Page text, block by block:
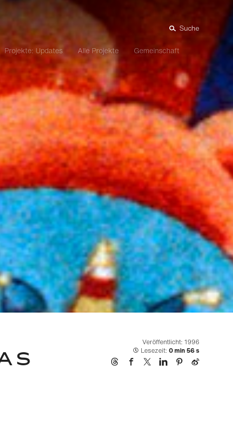
Suche
Projekte: Updates Alle Projekte Gemeinschaft
Veröffentlicht: 1996
Lesezeit: 0 min 56 s